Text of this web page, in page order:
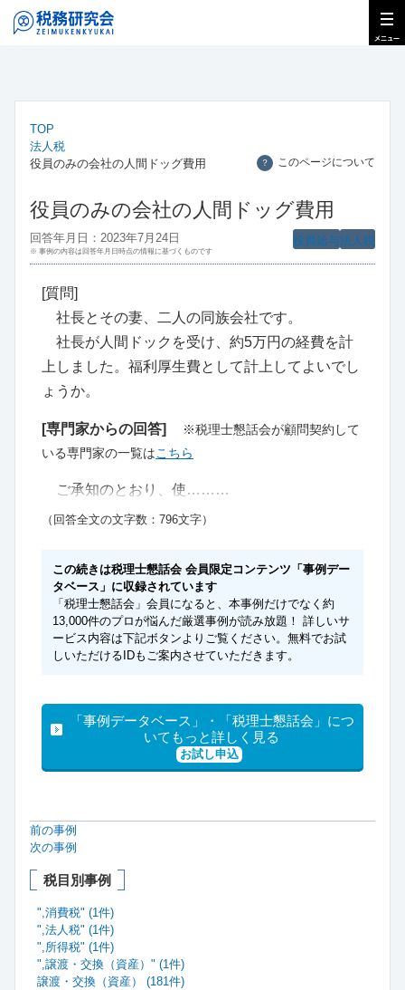
TOP
法人税
役員のみの会社の人間ドッグ費用
？ このページについて
役員のみの会社の人間ドッグ費用
法人税
役員給与
回答年月日：2023年7月24日
※ 事例の内容は回答年月日時点の情報に基づくものです
[質問]
社長とその妻、二人の同族会社です。
社長が人間ドックを受け、約5万円の経費を計
上しました。福利厚生費として計上してよいでし
ょうか。
[専門家からの回答]
※税理士懇話会が顧問契約して
いる専門家の一覧はこちら
ご承知のとおり、使………
（回答全文の文字数：796文字）
この続きは税理士懇話会 会員限定コンテンツ「事例デー
タベース」に収録されています
「税理士懇話会」会員になると、本事例だけでなく約
13,000件のプロが悩んだ厳選事例が読み放題！ 詳しいサ
ービス内容は下記ボタンよりご覧ください。無料でお試
しいただけるIDもご案内させていただきます。
「事例データベース」・「税理士懇話会」につ
いてもっと詳しく見る
お試し申込
前の事例
次の事例
税目別事例
",消費税" (1件)
",法人税" (1件)
",所得税" (1件)
",譲渡・交換（資産）" (1件)
譲渡・交換（資産） (181件)